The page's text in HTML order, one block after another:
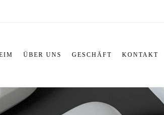
ÜBER UNS GESCHÄFT KONTAKT